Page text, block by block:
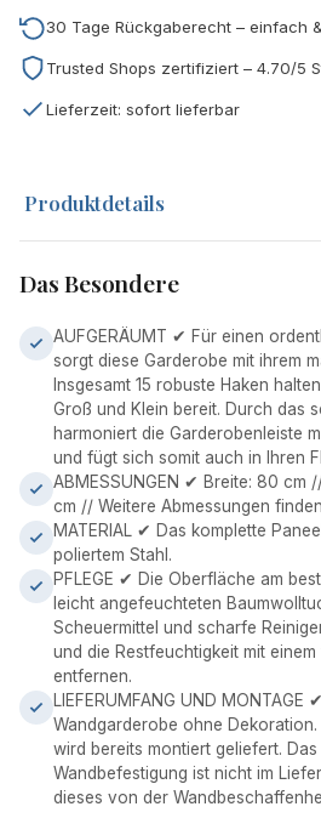
30 Tage Rückgaberecht – einfach
Trusted Shops zertifiziert – 4.70/5
Lieferzeit: sofort lieferbar
Produktdetails
Das Besondere
AUFGERÄUMT ✔ Für einen
sorgt diese Garderobe mit ihrem
Insgesamt 15 robuste Haken
Groß und Klein bereit. Durch das
harmoniert die Garderobenleiste
und fügt sich somit auch in Ihren
ABMESSUNGEN ✔ Breite: 80 cm
cm // Weitere Abmessungen
MATERIAL ✔ Das komplette
poliertem Stahl.
PFLEGE ✔ Die Oberfläche am
leicht angefeuchteten
Scheuermittel und scharfe
und die Restfeuchtigkeit mit
entfernen.
LIEFERUMFANG UND
Wandgarderobe ohne Dekoration.
wird bereits montiert geliefert.
Wandbefestigung ist nicht im
dieses von der